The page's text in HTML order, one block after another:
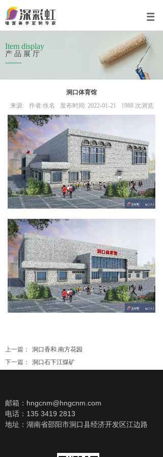
产品展厅
Item display
洞口体育馆
来源:
作者:佚名 发布时间: 2022-01-21 1988 次浏览
上一篇：
洞口香和.南方花园
下一篇：
洞口石下江煤矿
邮箱：hngcnm@hngcnm.com
电话：135 3419 2813
地址：湖南省邵阳市洞口县经济开发区江边路